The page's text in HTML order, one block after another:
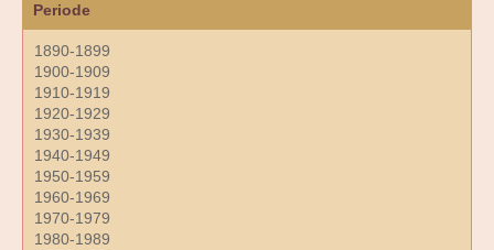
Periode
1890-1899
1900-1909
1910-1919
1920-1929
1930-1939
1940-1949
1950-1959
1960-1969
1970-1979
1980-1989